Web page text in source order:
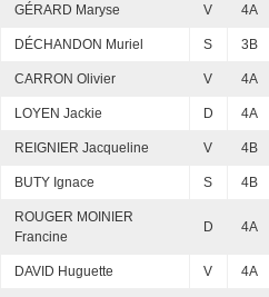
GÉRARD Maryse V 4A
DÉCHANDON Muriel S 3B
CARRON Olivier V 4A
LOYEN Jackie D 4A
REIGNIER Jacqueline V 4B
BUTY Ignace S 4B
ROUGER MOINIER
Francine
D 4A
DAVID Huguette V 4A